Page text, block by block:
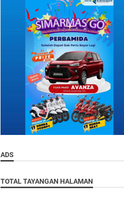
ADS
TOTAL TAYANGAN HALAMAN